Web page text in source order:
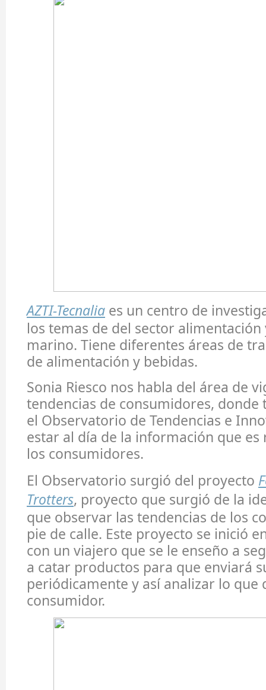
AZTI-Tecnalia es un centro de
los temas de del sector alimentación
marino. Tiene diferentes áreas de
de alimentación y bebidas.
Sonia Riesco nos habla del área de
tendencias de consumidores, donde
el Observatorio de Tendencias e
estar al día de la información que es
los consumidores.
El Observatorio surgió del proyecto
Trotters, proyecto que surgió de la
que observar las tendencias de los
pie de calle. Este proyecto se inició
con un viajero que se le enseño a
a catar productos para que enviará
periódicamente y así analizar lo que
consumidor.